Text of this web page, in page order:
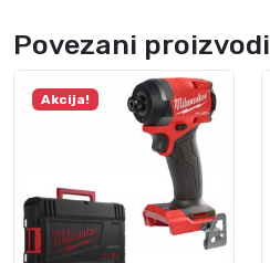
3
3
Povezani proizvodi
Akcija!